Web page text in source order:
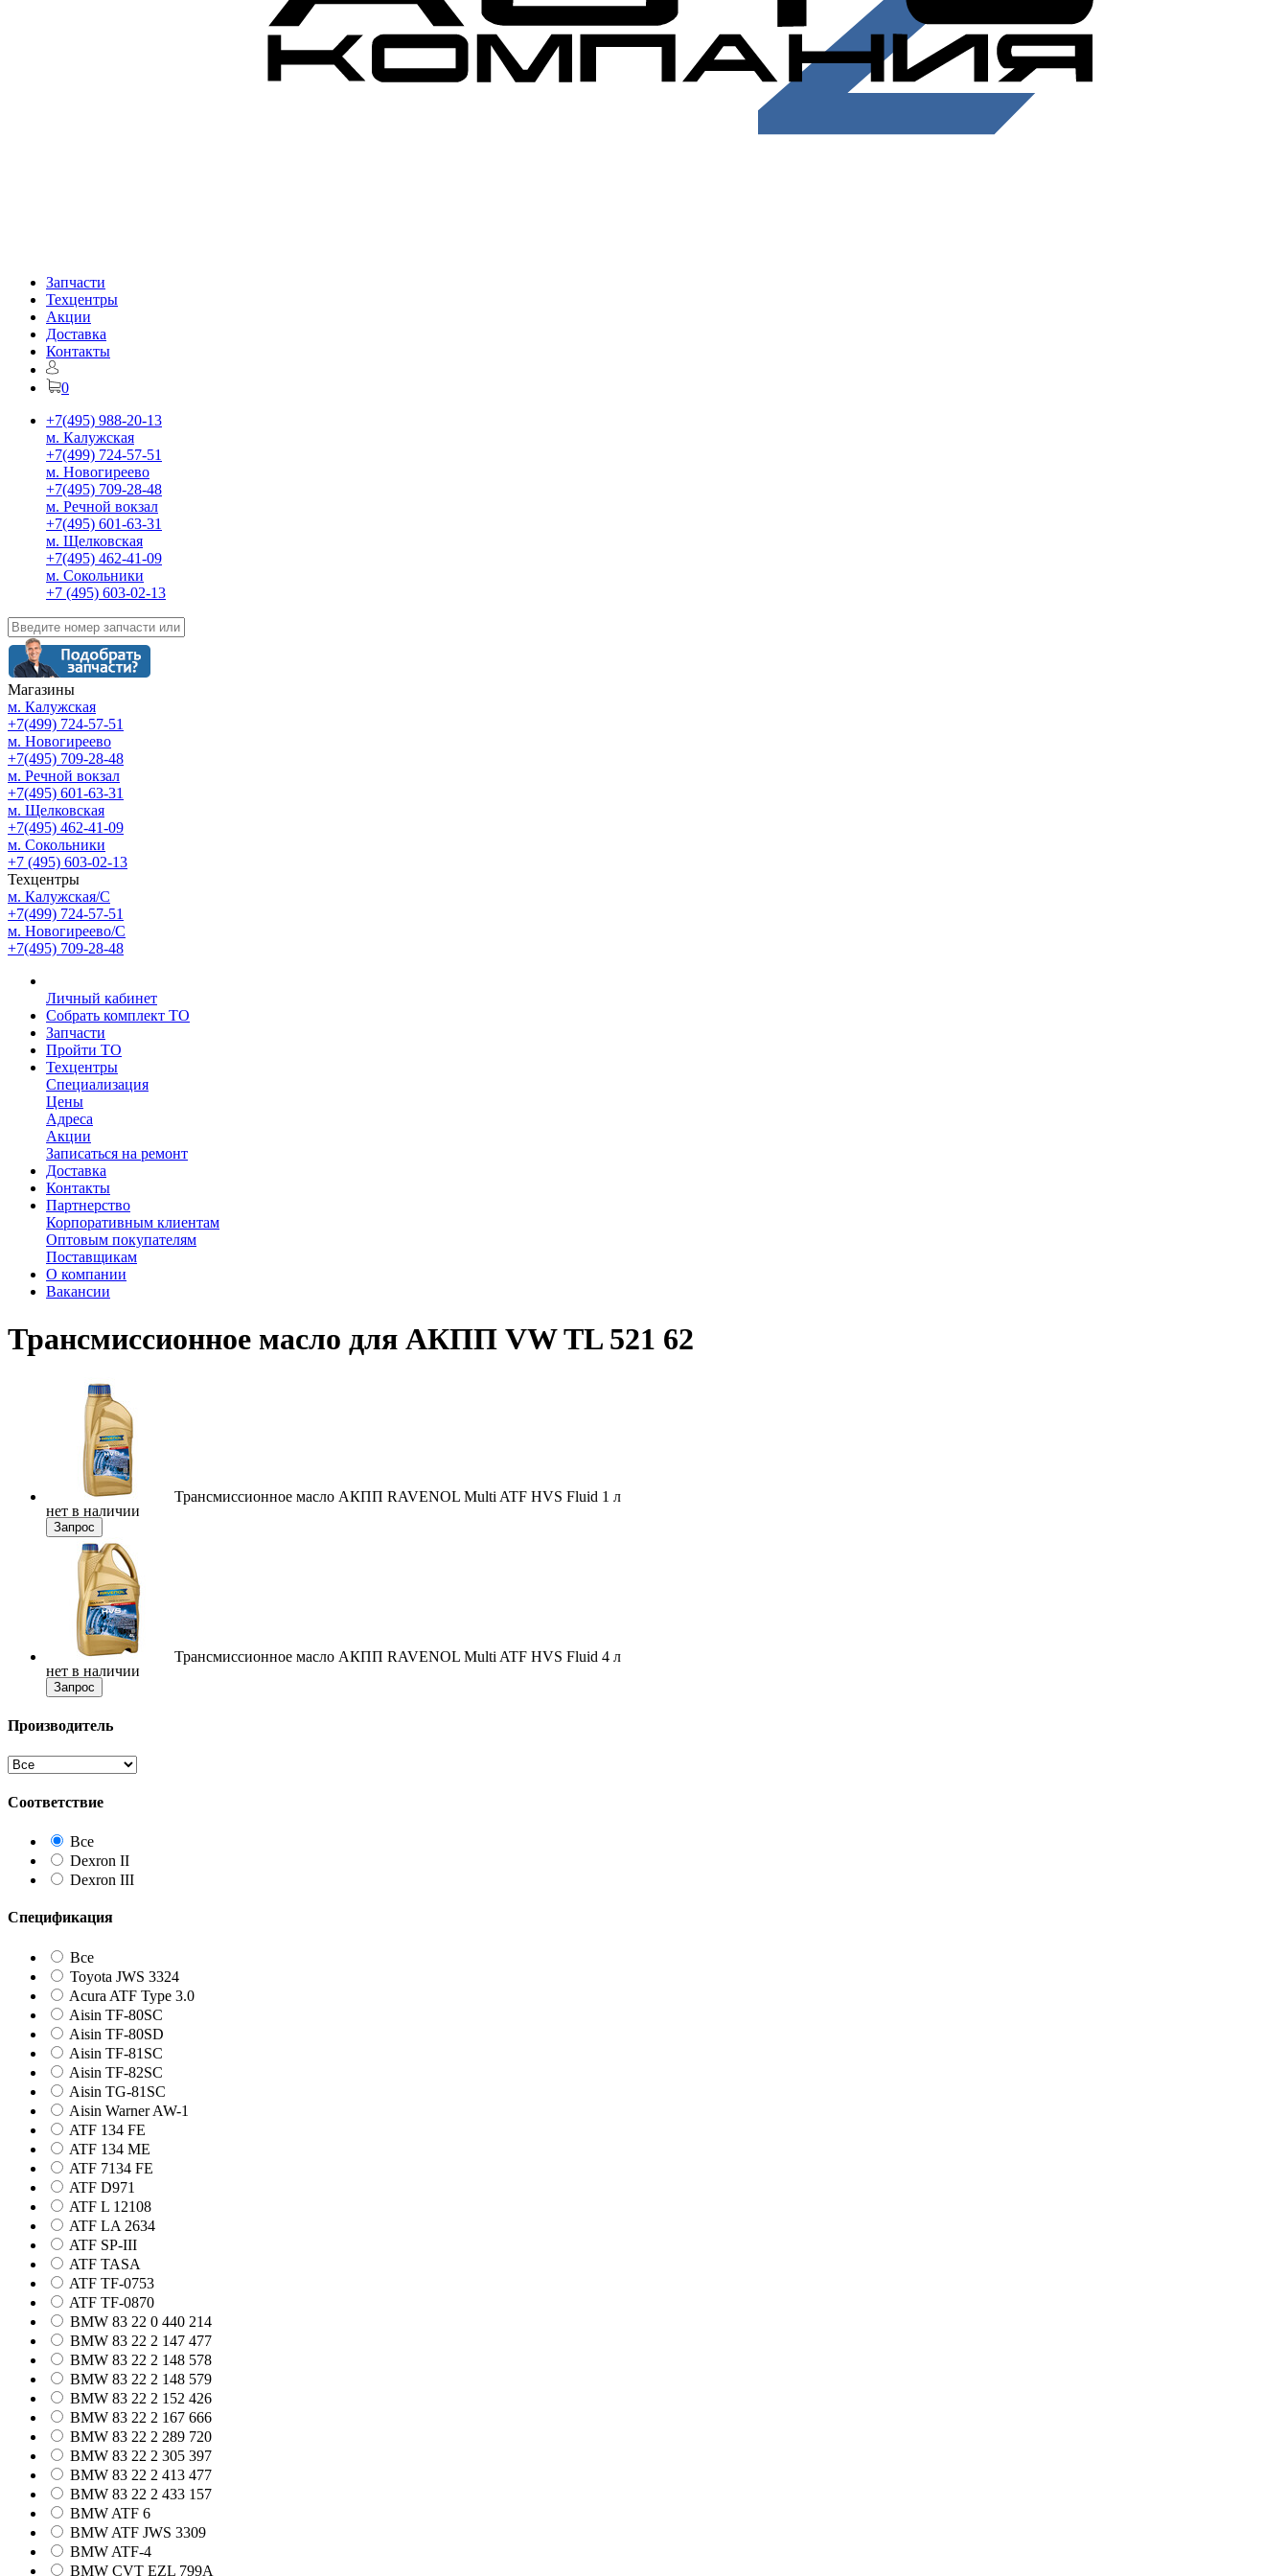
Запчасти
Техцентры
Акции
Доставка
Контакты
0
+7(495) 988-20-13
м. Калужская
+7(499) 724-57-51
м. Новогиреево
+7(495) 709-28-48
м. Речной вокзал
+7(495) 601-63-31
м. Щелковская
+7(495) 462-41-09
м. Сокольники
+7 (495) 603-02-13
Магазины
м. Калужская
+7(499) 724-57-51
м. Новогиреево
+7(495) 709-28-48
м. Речной вокзал
+7(495) 601-63-31
м. Щелковская
+7(495) 462-41-09
м. Сокольники
+7 (495) 603-02-13
Техцентры
м. Калужская/С
+7(499) 724-57-51
м. Новогиреево/С
+7(495) 709-28-48
Личный кабинет
Собрать комплект ТО
Запчасти
Пройти ТО
Техцентры
Специализация
Цены
Адреса
Акции
Записаться на ремонт
Доставка
Контакты
Партнерство
Корпоративным клиентам
Оптовым покупателям
Поставщикам
О компании
Вакансии
Трансмиссионное масло для АКПП VW TL 521 62
Трансмиссионное масло АКПП RAVENOL Multi ATF HVS Fluid 1 л
нет в наличии
Запрос
Трансмиссионное масло АКПП RAVENOL Multi ATF HVS Fluid 4 л
нет в наличии
Запрос
Производитель
Соответствие
Все
Dexron II
Dexron III
Спецификация
Все
Toyota JWS 3324
Acura ATF Type 3.0
Aisin TF-80SC
Aisin TF-80SD
Aisin TF-81SC
Aisin TF-82SC
Aisin TG-81SC
Aisin Warner AW-1
ATF 134 FE
ATF 134 ME
ATF 7134 FE
ATF D971
ATF L 12108
ATF LA 2634
ATF SP-III
ATF TASA
ATF TF-0753
ATF TF-0870
BMW 83 22 0 440 214
BMW 83 22 2 147 477
BMW 83 22 2 148 578
BMW 83 22 2 148 579
BMW 83 22 2 152 426
BMW 83 22 2 167 666
BMW 83 22 2 289 720
BMW 83 22 2 305 397
BMW 83 22 2 413 477
BMW 83 22 2 433 157
BMW ATF 6
BMW ATF JWS 3309
BMW ATF-4
BMW CVT EZL 799A